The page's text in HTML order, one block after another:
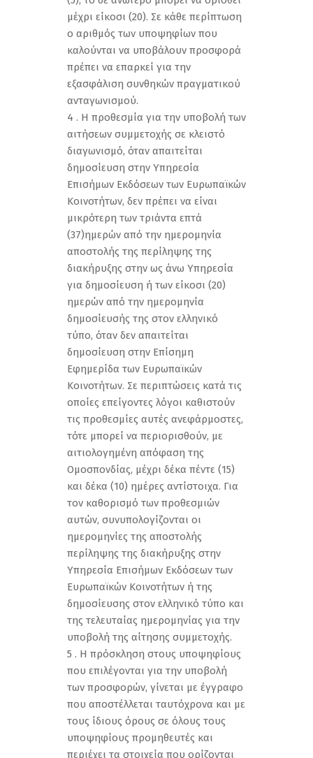
μέχρι είκοσι (20). Σε κάθε περίπτωση
ο αριθμός των υποψηφίων που
καλούνται να υποβάλουν προσφορά
πρέπει να επαρκεί για την
εξασφάλιση συνθηκών πραγματικού
ανταγωνισμού.
4 . Η προθεσμία για την υποβολή των
αιτήσεων συμμετοχής σε κλειστό
διαγωνισμό, όταν απαιτείται
δημοσίευση στην Υπηρεσία
Επισήμων Εκδόσεων των Ευρωπαϊκών
Κοινοτήτων, δεν πρέπει να είναι
μικρότερη των τριάντα επτά
(37)ημερών από την ημερομηνία
αποστολής της περίληψης της
διακήρυξης στην ως άνω Υπηρεσία
για δημοσίευση ή των είκοσι (20)
ημερών από την ημερομηνία
δημοσίευσής της στον ελληνικό
τύπο, όταν δεν απαιτείται
δημοσίευση στην Επίσημη
Εφημερίδα των Ευρωπαϊκών
Κοινοτήτων. Σε περιπτώσεις κατά τις
οποίες επείγοντες λόγοι καθιστούν
τις προθεσμίες αυτές ανεφάρμοστες,
τότε μπορεί να περιορισθούν, με
αιτιολογημένη απόφαση της
Ομοσπονδίας, μέχρι δέκα πέντε (15)
και δέκα (10) ημέρες αντίστοιχα. Για
τον καθορισμό των προθεσμιών
αυτών, συνυπολογίζονται οι
ημερομηνίες της αποστολής
περίληψης της διακήρυξης στην
Υπηρεσία Επισήμων Εκδόσεων των
Ευρωπαϊκών Κοινοτήτων ή της
δημοσίευσης στον ελληνικό τύπο και
της τελευταίας ημερομηνίας για την
υποβολή της αίτησης συμμετοχής.
5 . Η πρόσκληση στους υποψηφίους
που επιλέγονται για την υποβολή
των προσφορών, γίνεται με έγγραφο
που αποστέλλεται ταυτόχρονα και με
τους ίδιους όρους σε όλους τους
υποψηφίους προμηθευτές και
περιέχει τα στοιχεία που ορίζονται